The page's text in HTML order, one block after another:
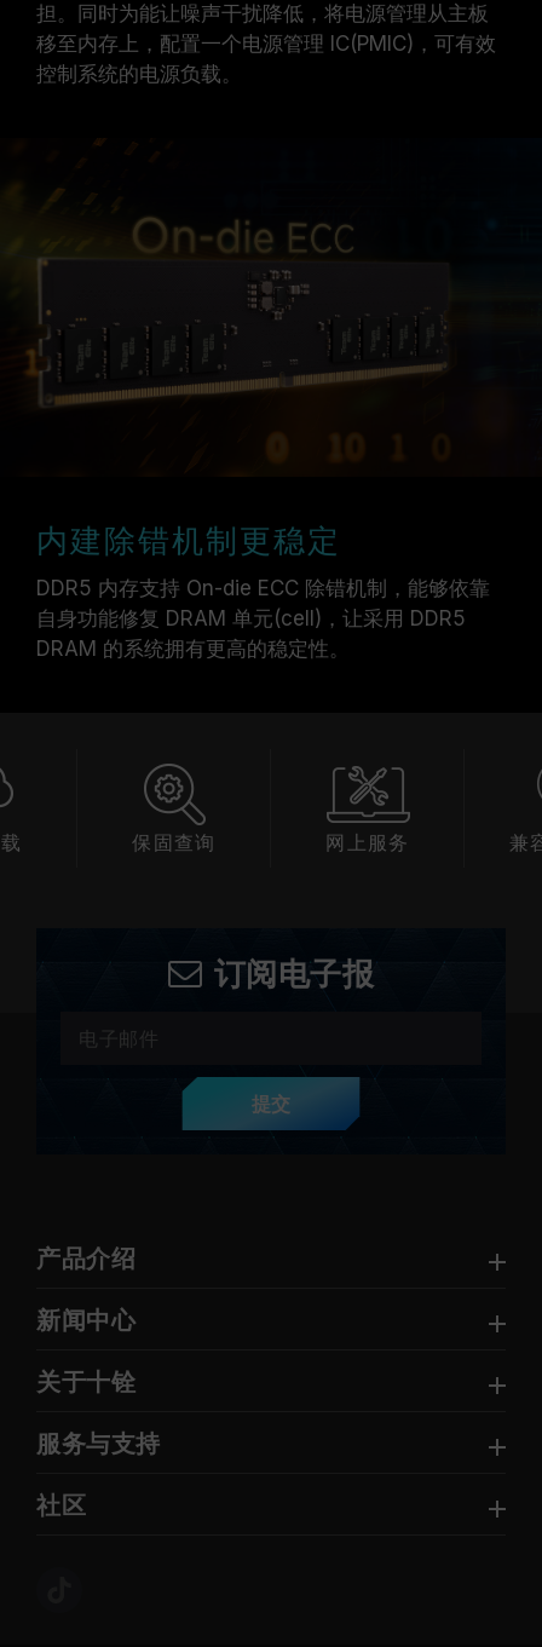
担。同时为能让噪声干扰降低，将电源管理从主板
移至内存上，配置一个电源管理 IC(PMIC)，可有效
控制系统的电源负载。
内建除错机制更稳定
DDR5 内存支持 On-die ECC 除错机制，能够依靠
自身功能修复 DRAM 单元(cell)，让采用 DDR5
DRAM 的系统拥有更高的稳定性。
保固查询 网上服务 兼
订阅电子报
提交
产品介绍
新闻中心
关于十铨
服务与支持
社区